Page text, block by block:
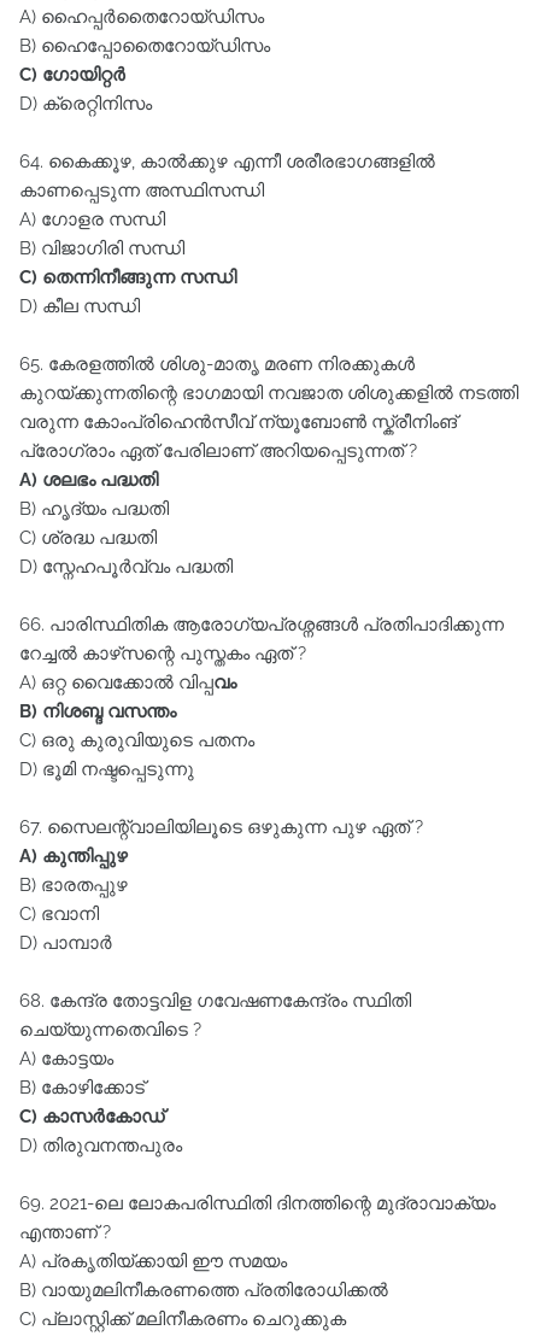
A) ഹൈപ്പർതൈറോയ്ഡിസം
B) ഹൈപ്പോതൈറോയ്ഡിസം
C) ഗോയിറ്റർ
D) ക്രെറ്റിനിസം
64. കൈക്കൂഴ, കാൽക്കുഴ എന്നീ ശരീരഭാഗങ്ങളിൽ
കാണപ്പെടുന്ന അസ്ഥിസന്ധി
A) ഗോളര സന്ധി
B) വിജാഗിരി സന്ധി
C) തെന്നിനീങ്ങുന്ന സന്ധി
D) കീല സന്ധി
65. കേരളത്തിൽ ശിശു-മാതൃ മരണ നിരക്കുകൾ
കുറയ്ക്കുന്നതിന്റെ ഭാഗമായി നവജാത ശിശുക്കളിൽ നടത്തി
വരുന്ന കോംപ്രിഹെൻസീവ്‌ ന്യൂബോൺ സ്ക്രീനിംങ്‌
പ്രോഗ്രാം ഏത്‌ പേരിലാണ്‌ അറിയപ്പെടുന്നത്‌ ?
A) ശലഭം പദ്ധതി
B) ഹൃദ്യം പദ്ധതി
C) ശ്രദ്ധ പദ്ധതി
D) സ്നേഹപൂർവ്വം പദ്ധതി
66. പാരിസ്ഥിതിക ആരോഗ്യപ്രശ്നങ്ങൾ പ്രതിപാദിക്കുന്ന
റേച്ചൽ കാഴ്‌സന്റെ പുസ്തകം ഏത്‌ ?
A) ഒറ്റ വൈക്കോൽ വിപ്പവം
B) നിശബ്ദ വസന്തം
C) ഒരു കുരുവിയുടെ പതനം
D) ഭൂമി നഷ്ടപ്പെടുന്നു
67. സൈലന്റ്‌വാലിയിലൂടെ ഒഴുകുന്ന പുഴ ഏത്‌ ?
A) കുന്തിപ്പുഴ
B) ഭാരതപ്പുഴ
C) ഭവാനി
D) പാമ്പാർ
68. കേന്ദ്ര തോട്ടവിള ഗവേഷണകേന്ദ്രം സ്ഥിതി
ചെയ്യുന്നതെവിടെ ?
A) കോട്ടയം
B) കോഴിക്കോട്‌
C) കാസർകോഡ്‌
D) തിരുവനന്തപുരം
69. 2021-ലെ ലോകപരിസ്ഥിതി ദിനത്തിന്റെ മുദ്രാവാക്യം
എന്താണ്‌ ?
A) പ്രകൃതിയ്ക്കായി ഈ സമയം
B) വായുമലിനീകരണത്തെ പ്രതിരോധിക്കൽ
C) പ്ലാസ്റ്റിക്ക്‌ മലിനീകരണം ചെറുക്കുക